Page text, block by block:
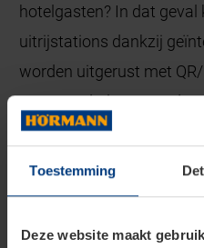
Toestemming
Deze website maakt
hotelgasten? In dat geval
uitrijstations dankzij
worden uitgerust met QR/
transponderlezers, zodat
kunnen worden gebruikt.